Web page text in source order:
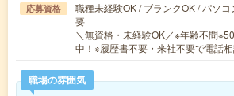
応募資格
職種未経験OK / ブランクOK / パソ
要
＼無資格・未経験OK／※年齢不問
中！※履歴書不要・来社不要で電話
職場の雰囲気